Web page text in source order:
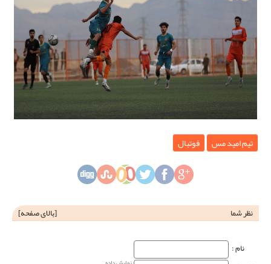
تیم امید مس فوتبال
نظر شما [بالای صفحه]
نام‌ :